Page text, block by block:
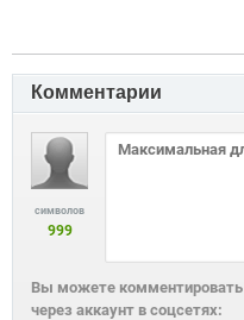
Комментарии
символов
999
Вы можете комментировать
через аккаунт в соцсетях: